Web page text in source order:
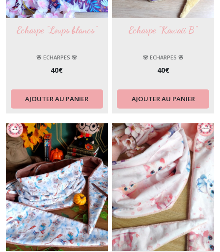
Echarpe "Loups blancs"
🌸 ECHARPES 🌸
40€
AJOUTER AU PANIER
Echarpe "Kawaii B"
🌸 ECHARPES 🌸
40€
AJOUTER AU PANIER